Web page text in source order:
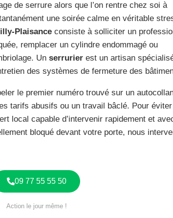
de serrure alors que l’on rentre chez soi à
une soirée calme en véritable
Plaisance consiste à solliciter un
remplacer un cylindre endommagé ou
Un serrurier est un artisan
des systèmes de fermeture des
le premier numéro trouvé sur un
tarifs abusifs ou un travail bâclé. Pour
local capable d’intervenir rapidement et
bloqué devant votre porte, nous
09 77 55 55 50
Action le jour même !